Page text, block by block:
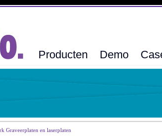
Producten Demo
Graveerplaten en laserplaten